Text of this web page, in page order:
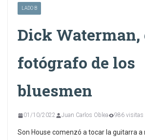
LADO B
Dick Waterman,
fotógrafo de los
bluesmen
01/10/2022 Juan Carlos Oblea 986 visitas
Son House comenzó a tocar la guitarra a